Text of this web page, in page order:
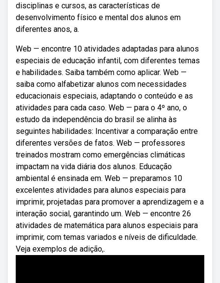
disciplinas e cursos, as características de
desenvolvimento físico e mental dos alunos em
diferentes anos, a.
Web — encontre 10 atividades adaptadas para alunos
especiais de educação infantil, com diferentes temas
e habilidades. Saiba também como aplicar. Web —
saiba como alfabetizar alunos com necessidades
educacionais especiais, adaptando o conteúdo e as
atividades para cada caso. Web — para o 4º ano, o
estudo da independência do brasil se alinha às
seguintes habilidades: Incentivar a comparação entre
diferentes versões de fatos. Web — professores
treinados mostram como emergências climáticas
impactam na vida diária dos alunos. Educação
ambiental é ensinada em. Web — preparamos 10
excelentes atividades para alunos especiais para
imprimir, projetadas para promover a aprendizagem e a
interação social, garantindo um. Web — encontre 26
atividades de matemática para alunos especiais para
imprimir, com temas variados e níveis de dificuldade.
Veja exemplos de adição,.